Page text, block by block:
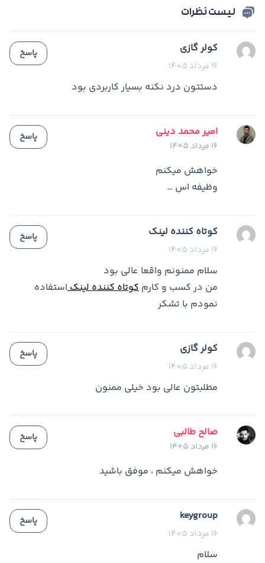
لیست نظرات
کولر گازی
16 مرداد 1405
دستتون درد نکنه بسیار کاربردی بود
پاسخ
امیر محمد دینی
16 مرداد 1405
خواهش میکنم
وظیفه اس …
پاسخ
کوتاه کننده لینک
16 مرداد 1405
سلام ممنونم واقعا عالی بود
من در کسب و کارم کوتاه کننده لینکاستفاده
نمودم با تشکر
پاسخ
کولر گازی
16 مرداد 1405
مطلبتون عالی بود خیلی ممنون
پاسخ
صالح طالبی
16 مرداد 1405
خواهش میکنم ، موفق باشید
پاسخ
keygroup
16 مرداد 1405
سلام
پاسخ